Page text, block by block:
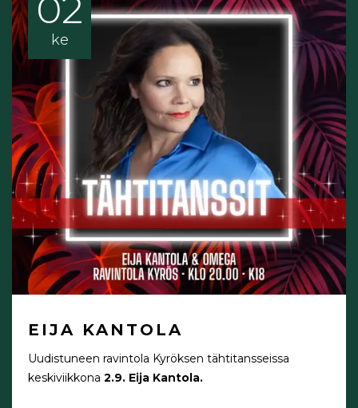
02
ke
EIJA KANTOLA
Uudistuneen ravintola Kyröksen tähtitansseissa
keskiviikkona 2.9. Eija Kantola.